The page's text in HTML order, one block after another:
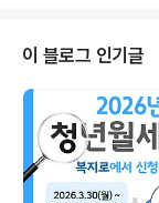
이 블로그 인기글